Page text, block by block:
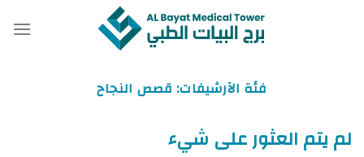
فئة الآرشيفات: قصص النجاح
لم يتم العثور على شيء